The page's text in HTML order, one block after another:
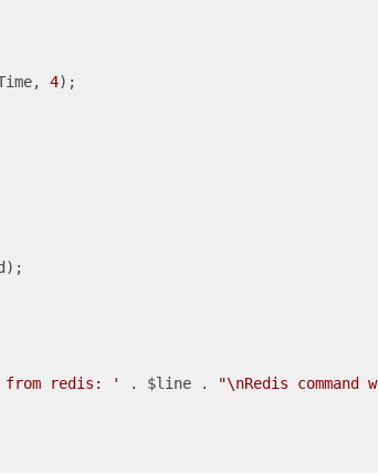
4);
from redis: ' . $line . "\nRedis command